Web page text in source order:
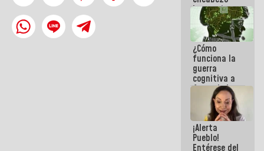
programa
lanzamiento
del Plan
Nacional de
Recreación
Vacacional
¿Cómo
funciona la
guerra
cognitiva a
favor de la
narrativa
hegemónica?
(1)
¡Alerta
Pueblo!
Entérese del